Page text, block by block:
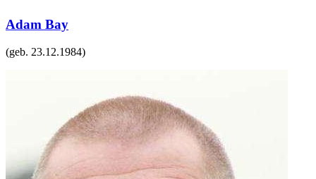
Adam Bay
(geb. 23.12.1984)